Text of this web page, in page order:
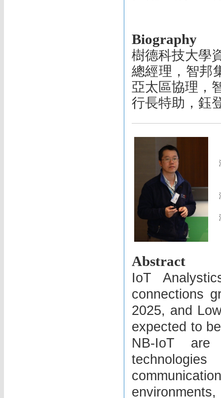
Biography
樹德科技大學
總經理，智邦
亞太區協理，
行長特助，鈺
Abstract
IoT
connections
2025, and
expected to
NB-IoT